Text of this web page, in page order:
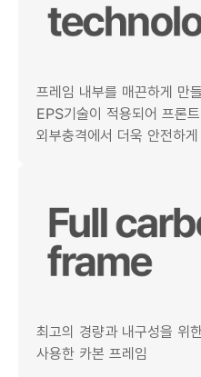
프레임 내부를 매끈하게 만
EPS기술이 적용되어 프론
외부충격에서 더욱 안전하
최고의 경량과 내구성을
사용한 카본 프레임